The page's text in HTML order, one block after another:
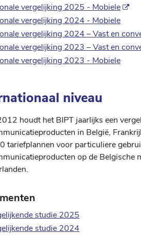
vergelijking 2025 - Mobiele
vergelijking 2024 - Mobiele
vergelijking 2024 – Vast en
vergelijking 2023 – Vast en
vergelijking 2023 - Mobiele
niveau
houdt het BIPT jaarlijks een
in België,
tariefplannen voor particuliere
op de Belgische
studie 2025
studie 2024